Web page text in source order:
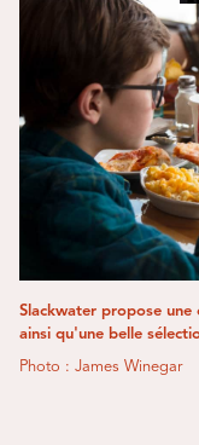
Slackwater propose une
ainsi qu'une belle
Photo : James Winegar